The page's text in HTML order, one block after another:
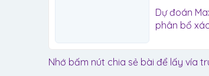
Dự đoán
phân bổ
Nhớ bấm nút chia sẻ bài để lấy vía